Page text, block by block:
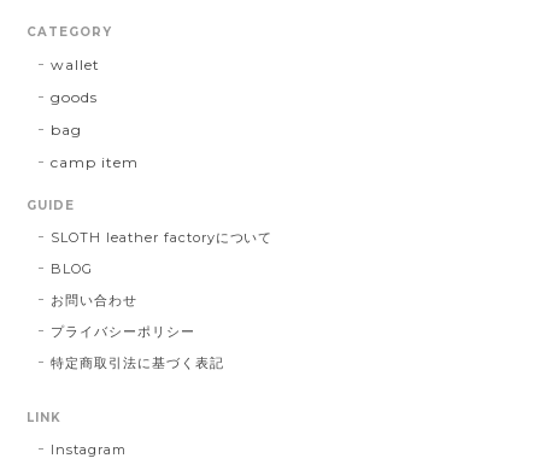
CATEGORY
wallet
goods
bag
camp item
GUIDE
SLOTH leather factoryについて
BLOG
お問い合わせ
プライバシーポリシー
特定商取引法に基づく表記
LINK
Instagram